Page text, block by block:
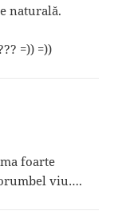
naturală.
=)) =))
foarte
viu….